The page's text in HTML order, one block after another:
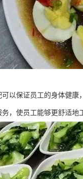
以保证员工的身体健
，使员工能够更舒适地